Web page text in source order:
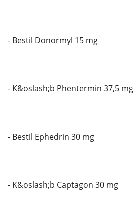
- Bestil Donormyl 15 mg
- K&oslash;b Phentermin 37,5 mg
- Bestil Ephedrin 30 mg
- K&oslash;b Captagon 30 mg